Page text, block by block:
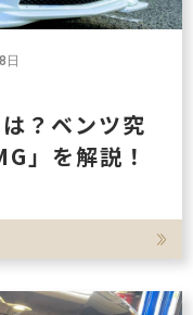
日
？ベンツ究
」を解説！